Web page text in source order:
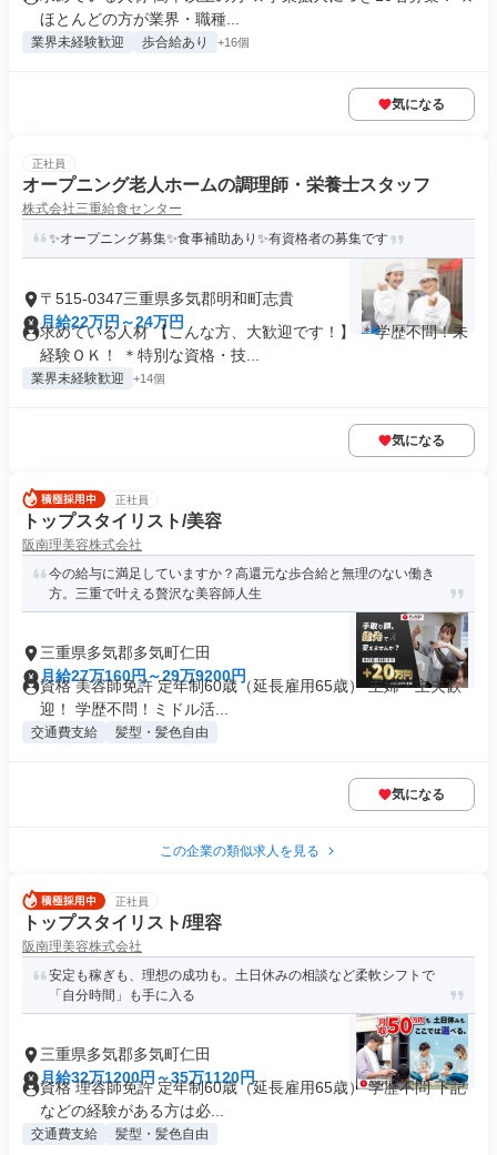
ほとんどの方が業界・職種...
業界未経験歓迎 歩合給あり +16個
気になる
正社員
オープニング老人ホームの調理師・栄養士スタッフ
株式会社三重給食センター
✨オープニング募集✨食事補助あり✨有資格者の募集です
〒515-0347三重県多気郡明和町志貴
月給22万円～24万円
求めている人材 【こんな方、大歓迎です！】 ＊学歴不問！未
経験ＯＫ！ ＊特別な資格・技...
業界未経験歓迎 +14個
気になる
正社員
トップスタイリスト/美容
阪南理美容株式会社
今の給与に満足していますか？高還元な歩合給と無理のない働き
方。三重で叶える贅沢な美容師人生
三重県多気郡多気町仁田
月給27万160円～29万9200円
資格 美容師免許 定年制60歳（延長雇用65歳） 主婦・主夫歓
迎！ 学歴不問！ミドル活...
交通費支給 髪型・髪色自由
気になる
この企業の類似求人を見る
正社員
トップスタイリスト/理容
阪南理美容株式会社
安定も稼ぎも、理想の成功も。土日休みの相談など柔軟シフトで
「自分時間」も手に入る
三重県多気郡多気町仁田
月給32万1200円～35万1120円
資格 理容師免許 定年制60歳（延長雇用65歳） 学歴不問 下記
などの経験がある方は必...
交通費支給 髪型・髪色自由